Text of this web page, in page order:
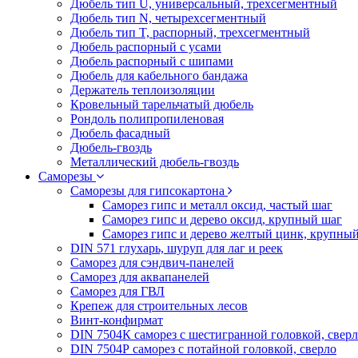
Дюбель тип U, универсальный, трехсегментный
Дюбель тип N, четырехсегментный
Дюбель тип T, распорный, трехсегментный
Дюбель распорный с усами
Дюбель распорный с шипами
Дюбель для кабельного бандажа
Держатель теплоизоляции
Кровельный тарельчатый дюбель
Рондоль полипропиленовая
Дюбель фасадный
Дюбель-гвоздь
Металлический дюбель-гвоздь
Саморезы
Саморезы для гипсокартона
Саморез гипс и металл оксид, частый шаг
Саморез гипс и дерево оксид, крупный шаг
Саморез гипс и дерево желтый цинк,
DIN 571 глухарь, шуруп для лаг и реек
Саморез для сэндвич-панелей
Саморез для аквапанелей
Саморез для ГВЛ
Крепеж для строительных лесов
Винт-конфирмат
DIN 7504К саморез с шестигранной головкой,
DIN 7504Р саморез с потайной головкой, сверло